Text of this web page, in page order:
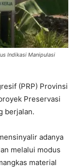
Indikasi Manipulasi
(PRP) Provinsi
Preservasi
berjalan.
adanya
melalui modus
material